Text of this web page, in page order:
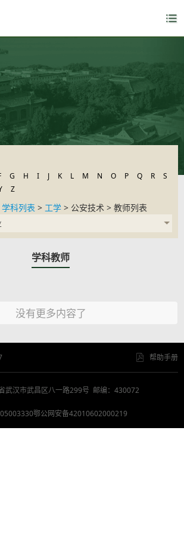
G H I J K L M N O P Q R
S
Z
学科列表 > 工学 > 公安技术 > 教师列表
学科教师
没有更多内容了
帮助手册
武汉市武昌区八一路299号 邮编：430072
鄂公网安备42010602000219